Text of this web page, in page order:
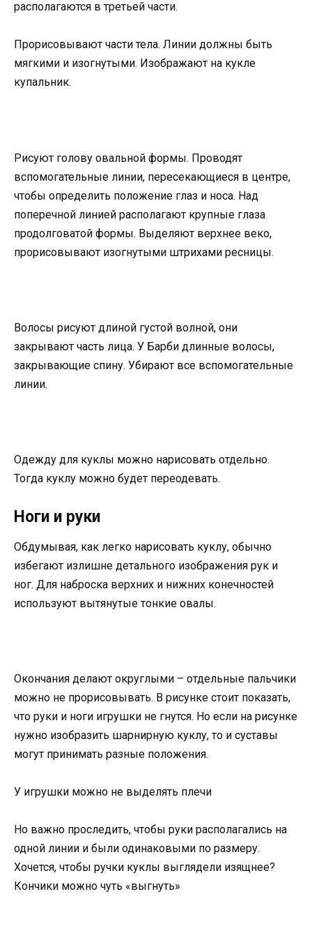
располагаются в третьей части.
Прорисовывают части тела. Линии должны быть
мягкими и изогнутыми. Изображают на кукле
купальник.
Рисуют голову овальной формы. Проводят
вспомогательные линии, пересекающиеся в центре,
чтобы определить положение глаз и носа. Над
поперечной линией располагают крупные глаза
продолговатой формы. Выделяют верхнее веко,
прорисовывают изогнутыми штрихами ресницы.
Волосы рисуют длиной густой волной, они
закрывают часть лица. У Барби длинные волосы,
закрывающие спину. Убирают все вспомогательные
линии.
Одежду для куклы можно нарисовать отдельно.
Тогда куклу можно будет переодевать.
Ноги и руки
Обдумывая, как легко нарисовать куклу, обычно
избегают излишне детального изображения рук и
ног. Для наброска верхних и нижних конечностей
используют вытянутые тонкие овалы.
Окончания делают округлыми – отдельные пальчики
можно не прорисовывать. В рисунке стоит показать,
что руки и ноги игрушки не гнутся. Но если на рисунке
нужно изобразить шарнирную куклу, то и суставы
могут принимать разные положения.
У игрушки можно не выделять плечи
Но важно проследить, чтобы руки располагались на
одной линии и были одинаковыми по размеру.
Хочется, чтобы ручки куклы выглядели изящнее?
Кончики можно чуть «выгнуть»